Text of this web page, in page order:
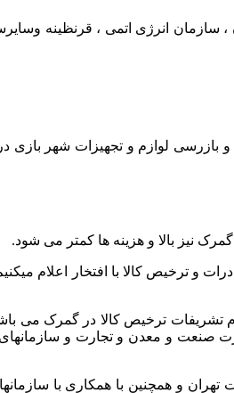
انرژی اتمی ، قرنظینه
بازرسی لوازم و تجهیزات شهر بازی در
نیز بالا و هزینه ها کمتر می شود.
جهت واردات و صادرات و ترخیص کالا با افتخار
تشریفات ترخیص کالا در گمرک می
صنعت و معدن و تجارت و
و همچنین با همکاری با سازمانها